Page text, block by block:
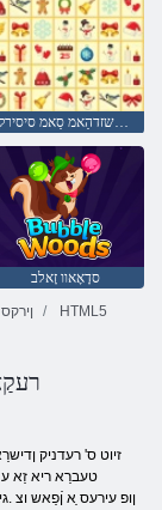
גנָאשזדהַאמ סַאמ סיסירק
סדָאָאוו זָאלב
HTML5
טעברַא ריא זַא